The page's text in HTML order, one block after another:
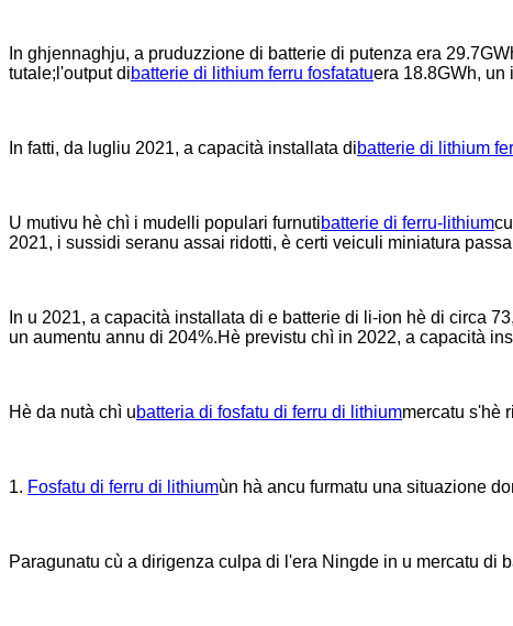
In ghjennaghju, a pruduzzione di batterie di putenza era
tutale;l'output dibatterie di lithium ferru fosfatatuera 18.8GWh, un
In fatti, da lugliu 2021, a capacità installata dibatterie di lithium
U mutivu hè chì i mudelli populari furnutibatterie di ferru-lithium
2021, i sussidi seranu assai ridotti, è certi veiculi miniatura
In u 2021, a capacità installata di e batterie di li-ion hè di circa
un aumentu annu di 204%.Hè previstu chì in 2022, a capacità
Hè da nutà chì ubatteria di fosfatu di ferru di lithiummercatu s'hè
1. Fosfatu di ferru di lithiumùn hà ancu furmatu una situazione
Paragunatu cù a dirigenza culpa di l'era Ningde in u mercatu di